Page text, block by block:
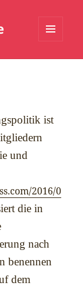
ist
und
2016/0
die in
nach
benennen
dem